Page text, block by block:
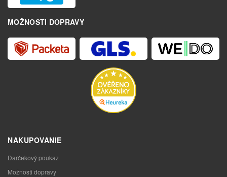
MOŽNOSTI DOPRAVY
NAKUPOVANIE
Darčekový poukaz
Možnosti dopravy